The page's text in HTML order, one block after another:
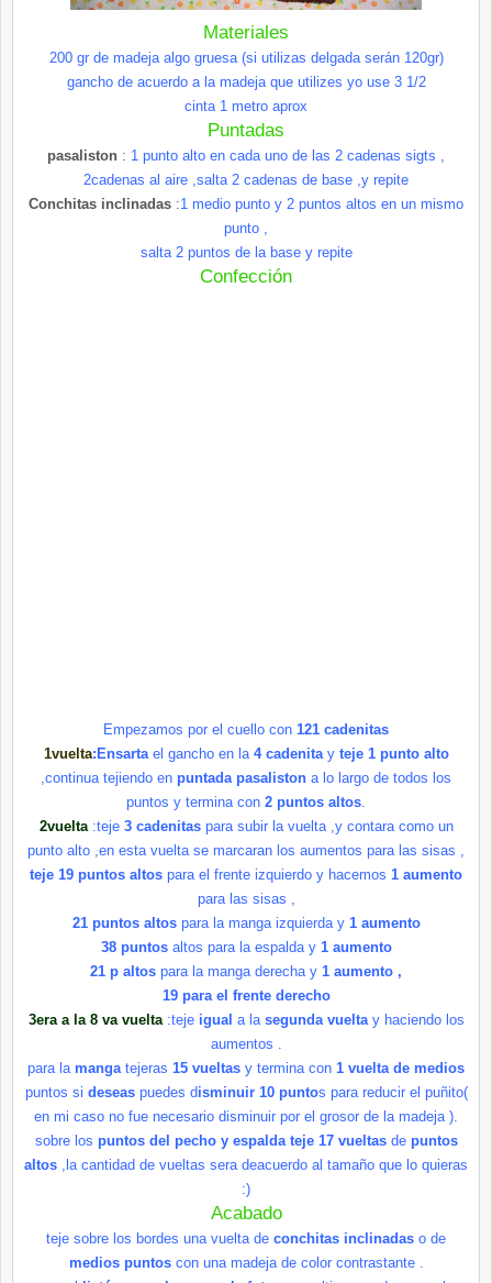
Materiales
200 grde madeja algo gruesa (si utilizas delgada serán120gr)
gancho de acuerdo a la madeja que utilizes yo use 3 1/2
cinta 1 metro aprox
Puntadas
pasaliston : 1 punto alto en cada uno de las 2 cadenas sigts
2cadenas al aire ,salta 2 cadenas de base ,y repite
Conchitas inclinadas :1 medio punto y 2 puntos altos en un mismo
punto ,
salta 2 puntos de la base y repite
Confección
Empezamos por el cuello con 121 cadenitas
1vuelta:Ensartael gancho en la4 cadenitay teje 1 punto alto
,continua tejiendo en puntada pasaliston a lo largo de todos los
puntos y termina con 2 puntos altos
2vuelta:teje 3 cadenitaspara subir la vuelta ,y contara como un
punto alto ,en esta vuelta se marcaran los aumentos para las sisas ,
teje 19 puntos altos para el frente izquierdo y hacemos 1 aumento
para las sisas ,
21 puntos altospara la manga izquierda y 1 aumento
38 puntosaltos para la espalda y 1 aumento
21 p altos para la manga derecha y 1 aumento ,
19 para el frente derecho
3era a la 8 va vuelta:teje igual a la segunda vueltay haciendo los
aumentos .
para la manga tejeras 15 vueltas y termina con 1 vuelta de medios
puntos si deseaspuedes disminuir10 puntos para reducir el puñito(
en mi caso no fue necesario disminuir por el grosor de la madeja ).
sobre los puntos del pecho y espalda teje 17 vueltasde puntos
altos ,la cantidad de vueltas sera deacuerdo al tamaño que lo quieras
:)
Acabado
teje sobre los bordes una vuelta de conchitas inclinadas o de
medios puntoscon una madeja de color contrastante .